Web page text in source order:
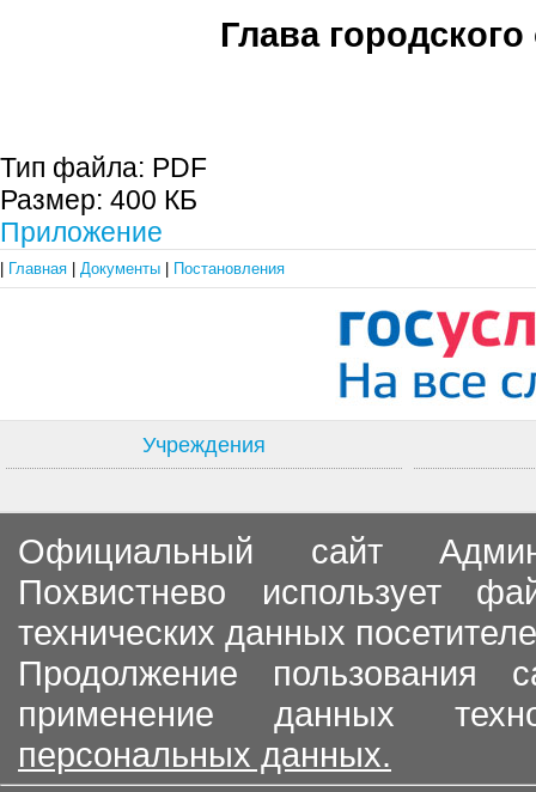
Глава городского
Тип файла: PDF
Размер: 400 КБ
Приложение
Главная Документы Постановления
Учреждения
Официальный сайт
Похвистнево использует
технических данных
Продолжение пользования
применение данных
персональных данных.